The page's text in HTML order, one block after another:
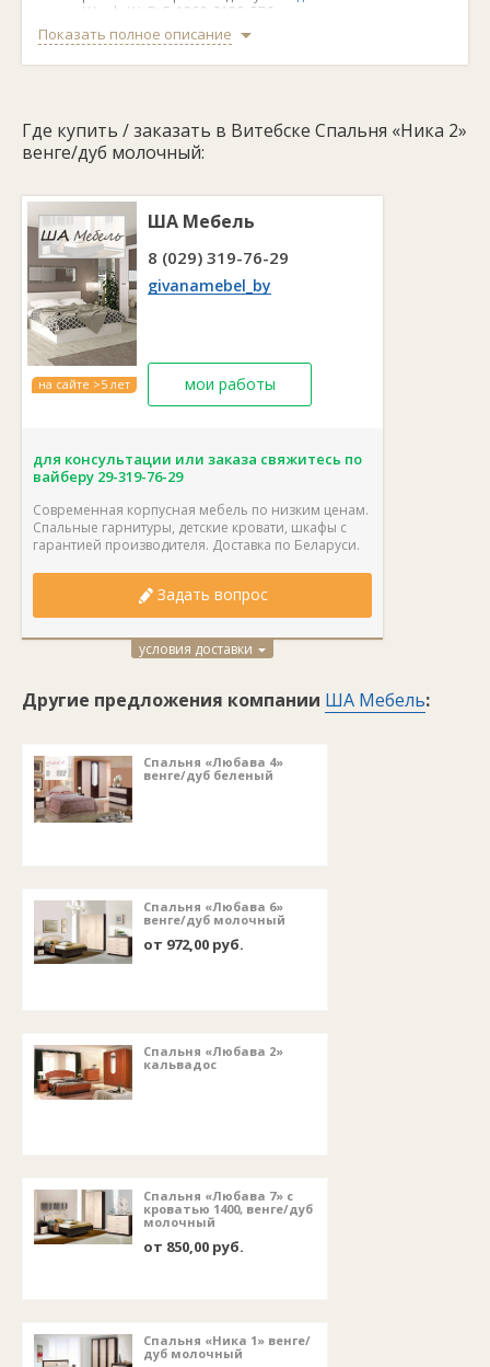
Шкаф, ШхВхГ: 1360х2120х576 мм.
Комод, ШхВхГ: 847х749х436 мм.
Тумба (2 шт.), ШхВхГ: 363х509х286 мм.
Страна производства: Беларусь.
Гарантия:24 месяца.
отдельно, а также дополнить гарнитур четырехдверным
шкафом.
Показать полное описание
Где купить / заказать в Витебске Спальня «Ника 2»
венге/дуб молочный:
на сайте >5 лет
ША Мебель
8 (029) 319-76-29
givanamebel_by
мои работы
для консультации или заказа свяжитесь по
вайберу 29-319-76-29
Современная корпусная мебель по низким ценам.
Спальные гарнитуры, детские кровати, шкафы с
гарантией производителя. Доставка по Беларуси.
Задать вопрос
условия доставки
Другие предложения компании ША Мебель:
Спальня «Любава 4»
венге/дуб беленый
Спальня «Любава 6»
венге/дуб молочный
от 972,00 руб.
Спальня «Любава 2»
кальвадос
Спальня «Любава 7» с
кроватью 1400, венге/дуб
молочный
от 850,00 руб.
Спальня «Ника 1» венге/
дуб молочный